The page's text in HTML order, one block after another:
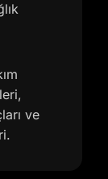
ve